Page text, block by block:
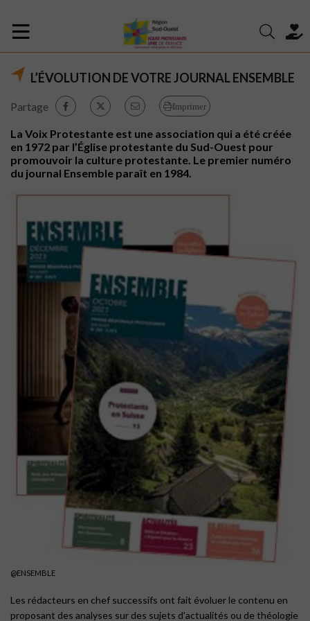
L’ÉVOLUTION DE VOTRE JOURNAL ENSEMBLE
Partage Imprimer
La Voix Protestante est une association qui a été créée
en 1972 par l’Église protestante du Sud-Ouest pour
promouvoir la culture protestante. Le premier numéro
du journal Ensemble paraît en 1984.
@ENSEMBLE
Les rédacteurs en chef successifs ont fait évoluer le contenu en
proposant des analyses sur des sujets d’actualités ou de théologie